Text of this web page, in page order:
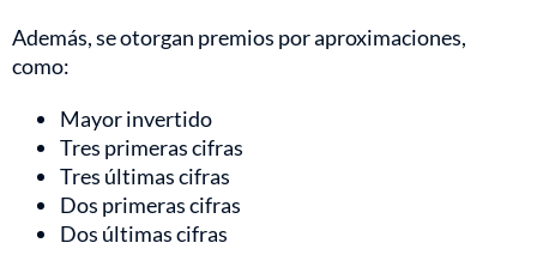
Además, se otorgan premios por aproximaciones,
como:
Mayor invertido
Tres primeras cifras
Tres últimas cifras
Dos primeras cifras
Dos últimas cifras